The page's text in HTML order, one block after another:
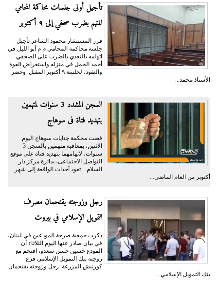
تأجيل أولى جلسات محاكمة المحامي
المتهم بضرب صحفي إلى ٩ أكتوبر
قرر المستشار محمود الشاعر تأجيل
جلسة محاكمة المحامي م م أبو الليل في
اتهامه بالتعدي بالضرب على الصحفي
أحمد الجمل في منزله واستعراض القوة
والنفوذ، لجلسة ٩ أكتوبر المقبل. وحضر
الأستاذ محمد...
السجن المشدد 3 سنوات لمتهمين
بتهديد فتاة فى سوهاج
قضت محكمة جنايات سوهاج اليوم
الاثنين، بمعاقبة متهمين بالسجن 3
سنوات، لاتهامهما بتهديد فتاة على موقع
التواصل الاجتماعى، بدائرة مركز دار
السلام. تعود أحداث الواقعة إلى شهر
أكتوبر من العام الماضى...
رجل وزوجته يقتحمان مصرف
التمويل الإسلامي في بيروت
ذكرت جمعية صرخة المودعين في لبنان،
في بيان صادر عنها اليوم الثلاثاء أن
المودع حسين حسن سعدو، اقتحم مع
زوجته بنك التمويل الإسلامي فرع
كورنيش المزرعة. رجل وزوجته يقتحمان
بنك التمويل الإسلامي...